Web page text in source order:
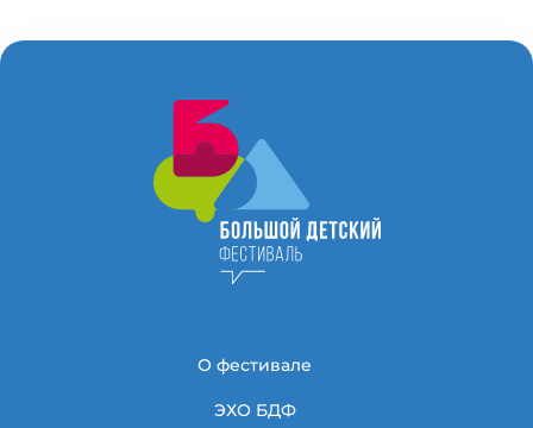
О фестивале
ЭХО БДФ